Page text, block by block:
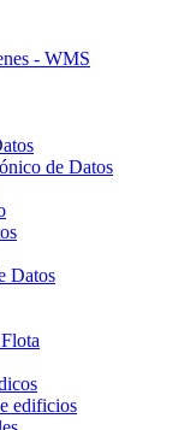
- WMS
de Datos
Datos
edificios